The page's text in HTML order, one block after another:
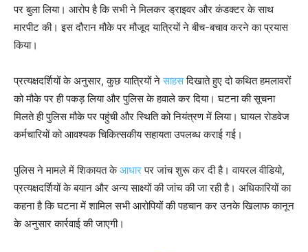
पर बुला लिया। आरोप है कि सभी ने मिलकर ड्राइवर और कंडक्टर के साथ
मारपीट की। इस दौरान मौके पर मौजूद यात्रियों ने बीच-बचाव करने का प्रयास
किया।
प्रत्यक्षदर्शियों के अनुसार, कुछ यात्रियों नेसाहसदिखाते हुए दो कथित हमलावरों
को मौके पर ही पकड़ लिया और पुलिस के हवाले कर दिया। घटना की सूचना
मिलते ही पुलिस मौके पर पहुंची और स्थिति को नियंत्रण में लिया। घायल रोडवेज
कर्मचारियों को आवश्यक चिकित्सकीय सहायता उपलब्ध कराई गई।
पुलिस ने मामले में शिकायत केआधारपर जांच शुरू कर दी है। वायरल वीडियो,
प्रत्यक्षदर्शियों के बयान और अन्य साक्ष्यों की जांच की जा रही है। अधिकारियों का
कहना है कि घटना में शामिल सभी आरोपियों की पहचान कर उनके खिलाफ कानून
के अनुसार कार्रवाई की जाएगी।